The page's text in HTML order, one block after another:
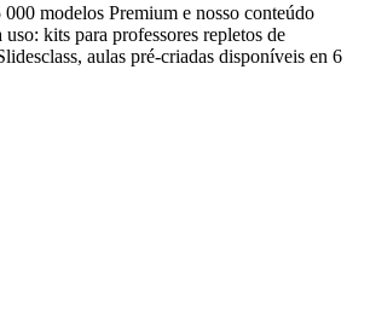
modelos Premium e nosso conteúdo
kits para professores repletos de
aulas pré-criadas disponíveis en 6